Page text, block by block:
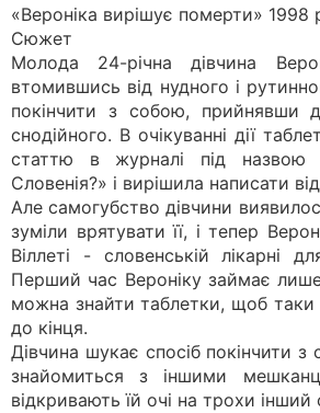
«Вероніка вирішує померти» 1998
Сюжет
Молода 24-річна дівчина
втомившись від нудного і
покінчити з собою, прийнявши
снодійного. В очікуванні дії
статтю в журналі під назвою
Словенія?» і вирішила написати
Але самогубство дівчини
зуміли врятувати її, і тепер
Віллеті - словенській лікарні
Перший час Вероніку займає
можна знайти таблетки, щоб таки
до кінця.
Дівчина шукає спосіб покінчити
знайомиться з іншими
відкривають їй очі на трохи інший